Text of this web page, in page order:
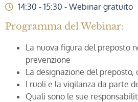
14:30 - 15:30 - Webinar gratuito
Programma del Webinar:
La nuova figura del preposto
prevenzione
La designazione del preposto,
I ruoli e la vigilanza da parte
Quali sono le sue